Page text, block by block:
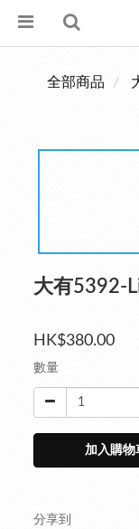
全部商品
大有5392-
HK$380.00
數量
加入購物
分享到